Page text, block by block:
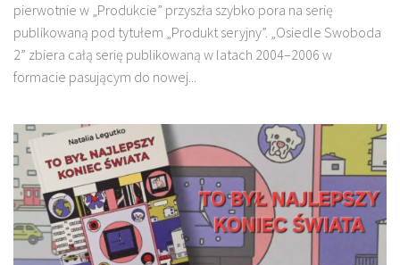
pierwotnie w „Produkcie” przyszła szybko pora na serię
publikowaną pod tytułem „Produkt seryjny”. „Osiedle Swoboda
2” zbiera całą serię publikowaną w latach 2004–2006 w
formacie pasującym do nowej...